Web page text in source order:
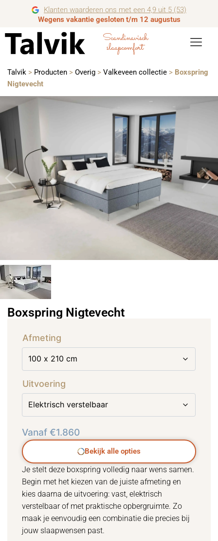
Klanten waarderen ons met een 4,9 uit 5 (53)
Wegens vakantie gesloten t/m 12 augustus
Scandinavisch
slaapcomfort
Talvik > Producten > Overig > Valkeveen collectie > Boxspring
Nigtevecht
Boxspring Nigtevecht
Afmeting
Uitvoering
Vanaf €1.860
Bekijk alle opties
Je stelt deze boxspring volledig naar wens samen.
Begin met het kiezen van de juiste afmeting en
kies daarna de uitvoering: vast, elektrisch
verstelbaar of met praktische opbergruimte. Zo
maak je eenvoudig een combinatie die precies bij
jouw slaapwensen past.